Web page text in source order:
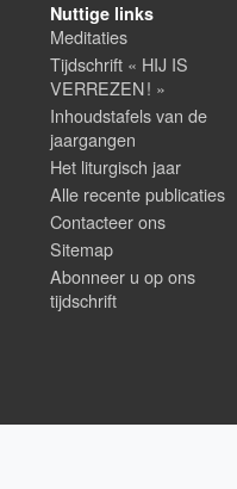
Nuttige links
Meditaties
Tijdschrift « HIJ IS
VERREZEN ! »
Inhoudstafels van de
jaargangen
Het liturgisch jaar
Alle recente publicaties
Contacteer ons
Sitemap
Abonneer u op ons
tijdschrift